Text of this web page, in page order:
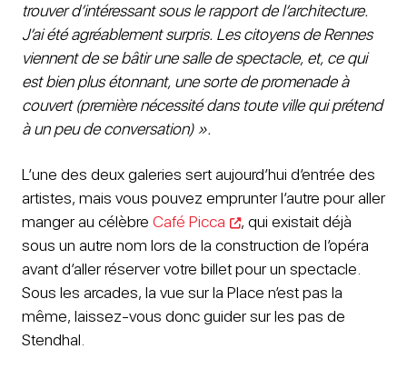
trouver d’intéressant sous le rapport de l’architecture.
J’ai été agréablement surpris. Les citoyens de Rennes
viennent de se bâtir une salle de spectacle, et, ce qui
est bien plus étonnant, une sorte de promenade à
couvert (première nécessité dans toute ville qui prétend
à un peu de conversation) ».
L’une des deux galeries sert aujourd’hui d’entrée des
artistes, mais vous pouvez emprunter l’autre pour aller
manger au célèbre Café Picca
, qui existait déjà
sous un autre nom lors de la construction de l’opéra
avant d’aller réserver votre billet pour un spectacle.
Sous les arcades, la vue sur la Place n’est pas la
même, laissez-vous donc guider sur les pas de
Stendhal.